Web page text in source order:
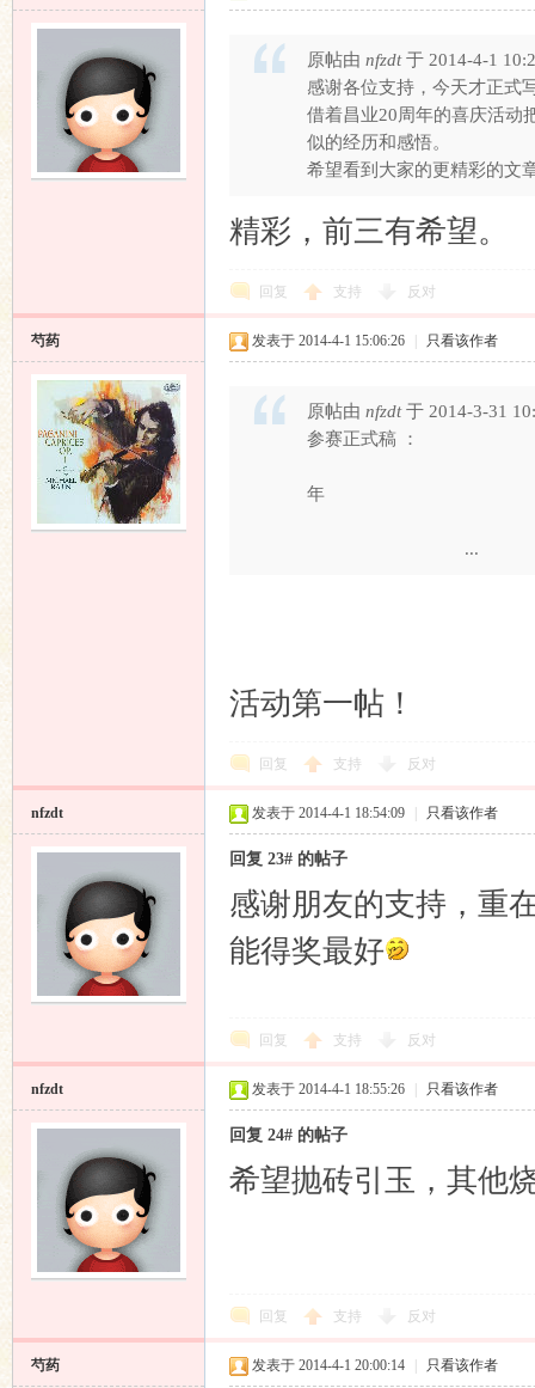
论
原帖由 nfzdt于 2014-4-1
感谢各位支持，今天才正式
借着昌业20周年的喜庆活动
似的经历和感悟。
希望看到大家的更精彩的文
精彩，前三有希望。
回复 支持 反对
芍药 发表于 2014-4-1 15:06:26 只看该作者
原帖由 nfzdt于 2014-3-31
参赛正
年
...
活动第一帖！
回复 支持 反对
nfzdt 发表于 2014-4-1 18:54:09 只看该作者
回复 23# 的帖子
感谢朋友的支持，重
能得奖最好
回复 支持 反对
nfzdt 发表于 2014-4-1 18:55:26 只看该作者
回复 24# 的帖子
希望抛砖引玉，其他
回复 支持 反对
芍药 发表于 2014-4-1 20:00:14 只看该作者